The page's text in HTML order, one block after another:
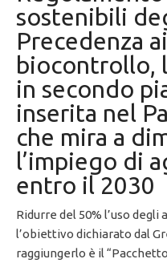
sostenibili
Precedenza
biocontrollo,
in secondo
inserita nel
che mira a
l’impiego di
entro il 2030
Ridurre del 50% l’uso
l’obiettivo dichiarato dal
raggiungerlo è il